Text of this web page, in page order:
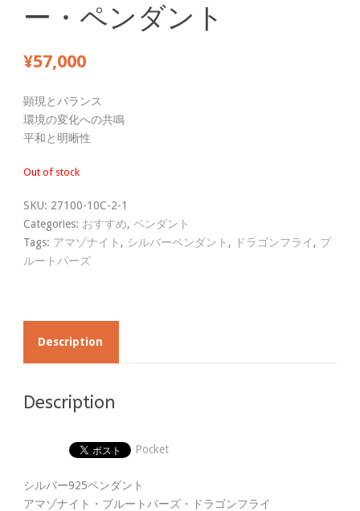
ー・ペンダント
¥57,000
顕現とバランス
環境の変化への共鳴
平和と明晰性
Out of stock
SKU: 27100-10C-2-1
Categories: おすすめ, ペンダント
Tags: アマゾナイト , シルバーペンダント , ドラゴンフライ, ブ
ルートパーズ
Description
Description
Pocket
シルバー925ペンダント
アマゾナイト・ブルートパーズ・ドラゴンフライ